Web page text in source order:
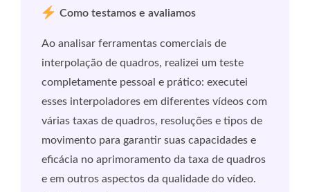
Como testamos e avaliamos
Ao analisar ferramentas comerciais de
interpolação de quadros, realizei um teste
completamente pessoal e prático: executei
esses interpoladores em diferentes vídeos com
várias taxas de quadros, resoluções e tipos de
movimento para garantir suas capacidades e
eficácia no aprimoramento da taxa de quadros
e em outros aspectos da qualidade do vídeo.